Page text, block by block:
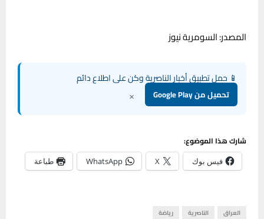
المصدر: السومرية نيوز
📱 حمل تطبيق أخبار الناصرية وكن على اطلاع دائم
تحميل من Google Play ×
شارك هذا الموضوع:
فيس بوك X
WhatsApp طباعة
العراق الناصرية رياضة